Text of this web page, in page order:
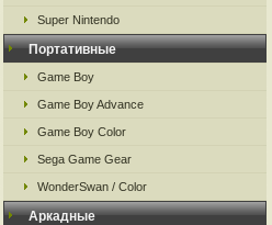
Super Nintendo
Портативные
Game Boy
Game Boy Advance
Game Boy Color
Sega Game Gear
WonderSwan / Color
Аркадные